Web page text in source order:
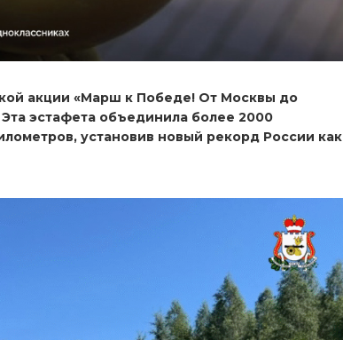
акции «Марш к Победе! От Москвы до
эстафета объединила более 2000
установив новый рекорд России как